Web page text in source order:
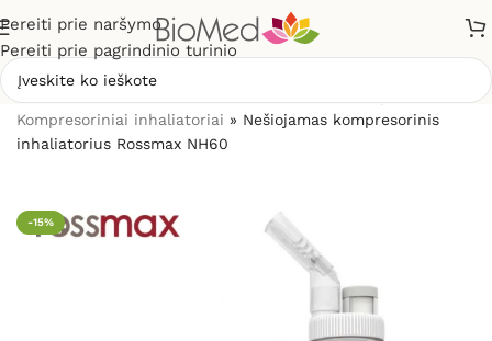
Pereiti prie naršymo
Pereiti prie pagrindinio turinio
Kompresoriniai inhaliatoriai » Nešiojamas kompresorinis
inhaliatorius Rossmax NH60
-15%